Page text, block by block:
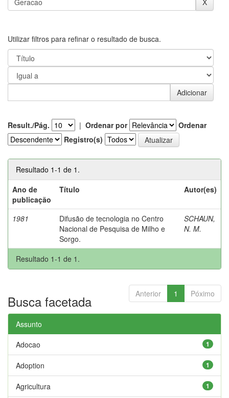
Utilizar filtros para refinar o resultado de busca.
Result./Pág. | Ordenar por
Ordenar
Registro(s)
Resultado 1-1 de 1.
Ano de
publicação
Título Autor(es)
1981
Difusão de tecnologia no Centro
Nacional de Pesquisa de Milho e
Sorgo.
SCHAUN,
N. M.
Resultado 1-1 de 1.
Anterior 1 Póximo
Busca facetada
Assunto
1
Adocao
1
Adoption
1
Agricultura